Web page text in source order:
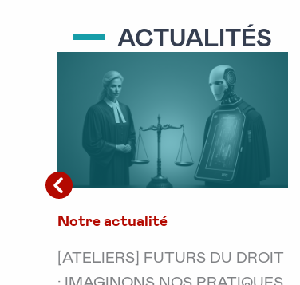
ACTUALITÉS
Notre actualité
[ATELIERS] FUTURS DU DROIT
: IMAGINONS NOS PRATIQUES